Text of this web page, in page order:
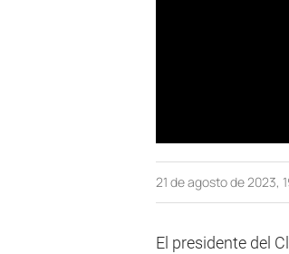
21 de agosto de 2023,
El presidente del